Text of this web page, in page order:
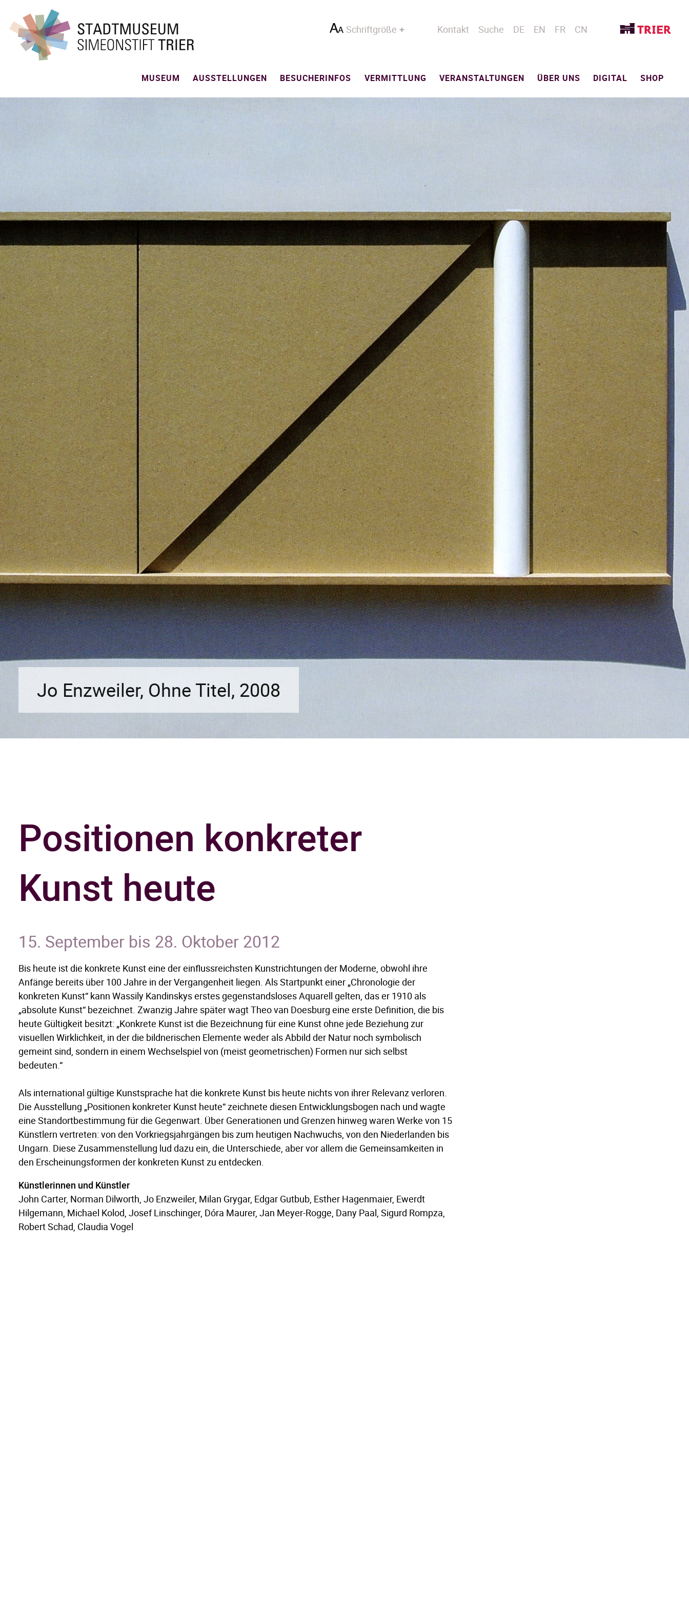
Schriftgröße Kontakt Suche DE EN FR CN
MUSEUM AUSSTELLUNGEN BESUCHERINFOS VERMITTLUNG VERANSTALTUNGEN ÜBER UNS DIGITAL SHOP
Jo Enzweiler, Ohne Titel, 2008
Positionen konkreter
Kunst heute
15. September bis 28. Oktober 2012
Bis heute ist die konkrete Kunst eine der einflussreichsten Kunstrichtungen der Moderne, obwohl ihre
Anfänge bereits über 100 Jahre in der Vergangenheit liegen. Als Startpunkt einer „Chronologie der
konkreten Kunst“ kann Wassily Kandinskys erstes gegenstandsloses Aquarell gelten, das er 1910 als
„absolute Kunst“ bezeichnet. Zwanzig Jahre später wagt Theo van Doesburg eine erste Definition, die bis
heute Gültigkeit besitzt: „Konkrete Kunst ist die Bezeichnung für eine Kunst ohne jede Beziehung zur
visuellen Wirklichkeit, in der die bildnerischen Elemente weder als Abbild der Natur noch symbolisch
gemeint sind, sondern in einem Wechselspiel von (meist geometrischen) Formen nur sich selbst
bedeuten.“
Als international gültige Kunstsprache hat die konkrete Kunst bis heute nichts von ihrer Relevanz verloren.
Die Ausstellung „Positionen konkreter Kunst heute“ zeichnete diesen Entwicklungsbogen nach und wagte
eine Standortbestimmung für die Gegenwart. Über Generationen und Grenzen hinweg waren Werke von 15
Künstlern vertreten: von den Vorkriegsjahrgängen bis zum heutigen Nachwuchs, von den Niederlanden bis
Ungarn. Diese Zusammenstellung lud dazu ein, die Unterschiede, aber vor allem die Gemeinsamkeiten in
den Erscheinungsformen der konkreten Kunst zu entdecken.
Künstlerinnen und Künstler
John Carter, Norman Dilworth, Jo Enzweiler, Milan Grygar, Edgar Gutbub, Esther Hagenmaier, Ewerdt
Hilgemann, Michael Kolod, Josef Linschinger, Dóra Maurer, Jan Meyer-Rogge, Dany Paal, Sigurd Rompza,
Robert Schad, Claudia Vogel